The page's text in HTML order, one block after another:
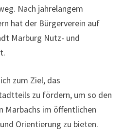
Nach jahrelangem
hat der Bürgerverein auf
Marburg Nutz- und
zum Ziel, das
zu fördern, um so den
Marbachs im öffentlichen
Orientierung zu bieten.